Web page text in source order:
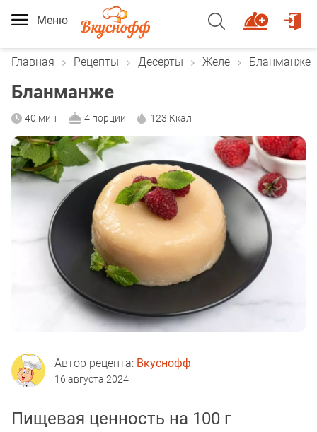
Меню
Главная Рецепты Десерты Желе Бланманже
Бланманже
40 мин 4 порции 123 Ккал
Автор рецепта: Вкуснофф
16 августа 2024
Пищевая ценность на 100 г